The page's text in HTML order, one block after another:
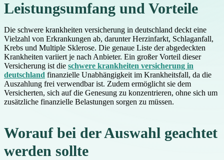
Leistungsumfang und Vorteile
Die schwere krankheiten versicherung in deutschland deckt eine
Vielzahl von Erkrankungen ab, darunter Herzinfarkt, Schlaganfall,
Krebs und Multiple Sklerose. Die genaue Liste der abgedeckten
Krankheiten variiert je nach Anbieter. Ein großer Vorteil dieser
Versicherung ist die schwere krankheiten versicherung in
deutschland finanzielle Unabhängigkeit im Krankheitsfall, da die
Auszahlung frei verwendbar ist. Zudem ermöglicht sie dem
Versicherten, sich auf die Genesung zu konzentrieren, ohne sich um
zusätzliche finanzielle Belastungen sorgen zu müssen.
Worauf bei der Auswahl geachtet
werden sollte